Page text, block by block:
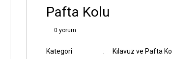
Pafta Kolu
0 yorum
Kategori
Kılavuz ve Pafta